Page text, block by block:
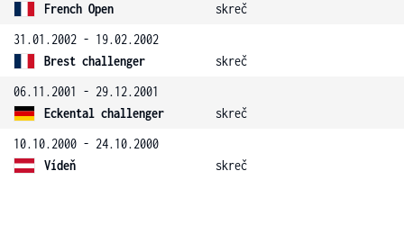
French Open
skreč
31.01.2002 - 19.02.2002
Brest challenger
skreč
06.11.2001 - 29.12.2001
Eckental challenger
skreč
10.10.2000 - 24.10.2000
Vídeň
skreč